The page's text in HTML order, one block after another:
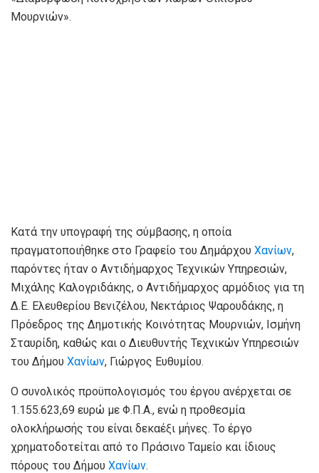
Μουρνιών».
Κατά την υπογραφή της σύμβασης, η οποία
πραγματοποιήθηκε στο Γραφείο του Δημάρχου Χανίων,
παρόντες ήταν ο Αντιδήμαρχος Τεχνικών Υπηρεσιών,
Μιχάλης Καλογριδάκης, ο Αντιδήμαρχος αρμόδιος για τη
Δ.Ε. Ελευθερίου Βενιζέλου, Νεκτάριος Ψαρουδάκης, η
Πρόεδρος της Δημοτικής Κοινότητας Μουρνιών, Ισμήνη
Σταυρίδη, καθώς και ο Διευθυντής Τεχνικών Υπηρεσιών
του Δήμου Χανίων, Γιώργος Ευθυμίου.
Ο συνολικός προϋπολογισμός του έργου ανέρχεται σε
1.155.623,69 ευρώ με Φ.Π.Α., ενώ η προθεσμία
ολοκλήρωσής του είναι δεκαέξι μήνες. Το έργο
χρηματοδοτείται από το Πράσινο Ταμείο και ίδιους
πόρους του Δήμου Χανίων.